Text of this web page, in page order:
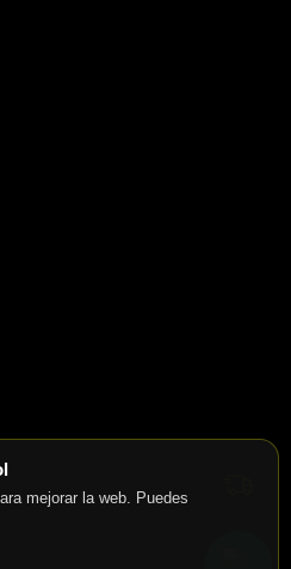
mejorar la web. Puedes